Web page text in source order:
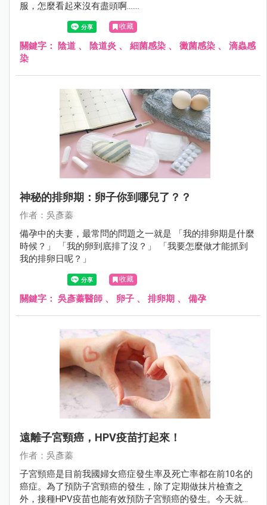
服，怎麼看起來沒有盡頭啊.......
收藏
關鍵字： 陰道 、 陰道炎 、 細菌感染 、 黴菌感染 、 滴蟲感
染
神秘的排卵期：卵子你到哪兒了？？
作者：吳彥蓁
備孕中的夫妻，最常問的問題之一就是 「我的排卵期是什麼
時候？」 「我的卵到底排了沒？」 「我要怎麼做才能抓到
我的排卵日呢？」
收藏
關鍵字： 吳彥蓁醫師 、 卵子 、 排卵期 、 備孕
遠離子宮頸癌，HPV疫苗打起來！
作者：吳彥蓁
子宮頸癌是目前我國婦女癌症發生率及死亡率都在前10名的
癌症。為了預防子宮頸癌的發生，除了定期做抹片檢查之
外，接種HPV疫苗也能有效預防子宮頸癌的發生。今天就讓